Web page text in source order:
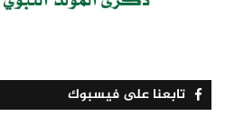
تابعنا على فيسبوك